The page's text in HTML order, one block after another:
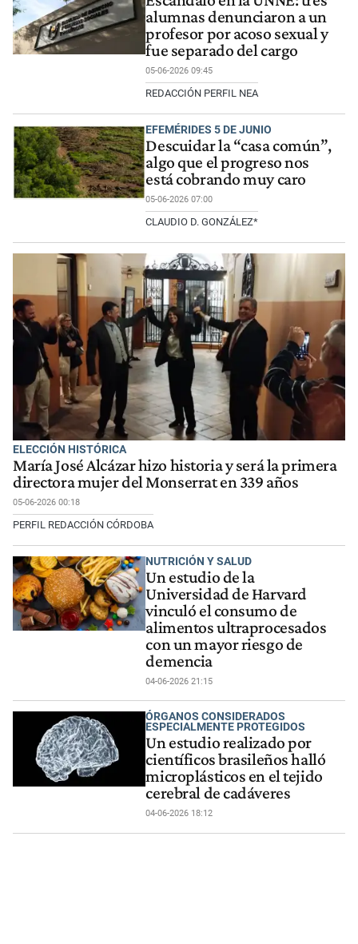
alumnas denunciaron a un
profesor por acoso sexual y
fue separado del cargo
05-06-2026 09:45
REDACCIÓN PERFIL NEA
EFEMÉRIDES 5 DE JUNIO
Descuidar la “casa común”,
algo que el progreso nos
está cobrando muy caro
05-06-2026 07:00
CLAUDIO D. GONZÁLEZ*
ELECCIÓN HISTÓRICA
María José Alcázar hizo historia y será la primera
directora mujer del Monserrat en 339 años
05-06-2026 00:18
PERFIL REDACCIÓN CÓRDOBA
NUTRICIÓN Y SALUD
Un estudio de la
Universidad de Harvard
vinculó el consumo de
alimentos ultraprocesados
con un mayor riesgo de
demencia
04-06-2026 21:15
ÓRGANOS CONSIDERADOS
ESPECIALMENTE PROTEGIDOS
Un estudio realizado por
científicos brasileños halló
microplásticos en el tejido
cerebral de cadáveres
04-06-2026 18:12